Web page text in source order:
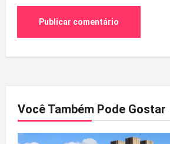
Você Também Pode Gostar